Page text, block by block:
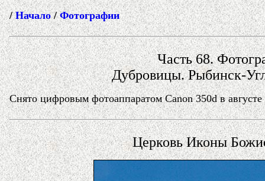
/Начало/Фотографии
Часть 68.
Дубровицы. Рыбинск-
Снято цифровым фотоаппаратом Canon 350d в августе
Церковь Иконы